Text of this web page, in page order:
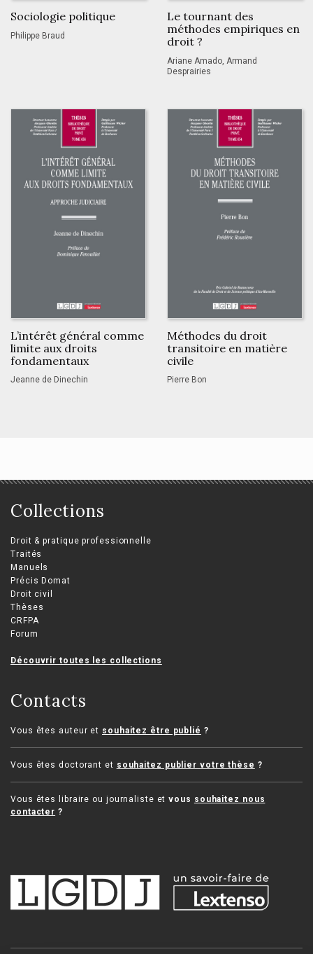
Sociologie politique
Philippe Braud
Le tournant des
méthodes empiriques en
droit ?
Ariane Amado, Armand
Desprairies
L’intérêt général comme
limite aux droits
fondamentaux
Jeanne de Dinechin
Méthodes du droit
transitoire en matière
civile
Pierre Bon
Collections
Droit & pratique professionnelle
Traités
Manuels
Précis Domat
Droit civil
Thèses
CRFPA
Forum
Découvrir toutes les collections
Contacts
Vous êtes auteur et souhaitez être publié ?
Vous êtes doctorant et souhaitez publier votre thèse ?
Vous êtes libraire ou journaliste etvous souhaitez nous
contacter ?